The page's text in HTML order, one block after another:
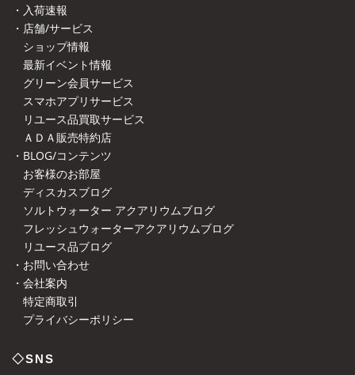
・入荷速報
・店舗/サービス
ショップ情報
最新イベント情報
グリーン会員サービス
スマホアプリサービス
リユース品買取サービス
ＡＤＡ販売特約店
・BLOG/コンテンツ
お客様のお部屋
ディスカスブログ
ソルトウォーター アクアリウムブログ
フレッシュウォーターアクアリウムブログ
リユース品ブログ
・お問い合わせ
・会社案内
特定商取引
プライバシーポリシー
◇SNS